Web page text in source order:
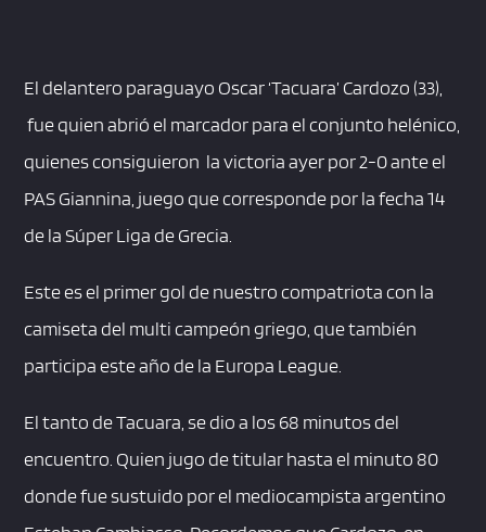
El delantero paraguayo Oscar ‘Tacuara’ Cardozo (33),
fue quien abrió el marcador para el conjunto helénico,
quienes consiguieron la victoria ayer por 2-0 ante el
PAS Giannina, juego que corresponde por la fecha 14
de la Súper Liga de Grecia.
Este es el primer gol de nuestro compatriota con la
camiseta del multi campeón griego, que también
participa este año de la Europa League.
El tanto de Tacuara, se dio a los 68 minutos del
encuentro. Quien jugo de titular hasta el minuto 80
donde fue sustuido por el mediocampista argentino